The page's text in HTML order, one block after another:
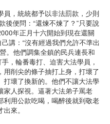
員，統統都予以非法罰款，少則
後便問：“還煉不煉了？”只要說
年正月十六開始到現在還關
講：“沒有經過我們允許不準出
。他們調集全鎮的民兵連長和
，輪番毒打、迫害大法學員，
削尖的條子抽打上身，打壞了
打壞了換新的。他們不讓大法學
家人探視。逼著大法弟子罵老
利用公款吃喝，喝醉後就到敬老
來。